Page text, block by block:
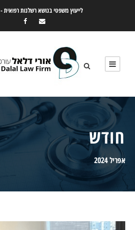
לייעוץ משפטי בנושא רשלנות רפואית -
חודש
אפריל 2024